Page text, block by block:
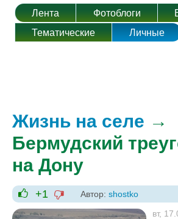
Лента Фотоблоги
Тематические
Личные
Жизнь на селе →
Бермудский
на Дону
+1
+1
-1
Автор: shostko
вт,